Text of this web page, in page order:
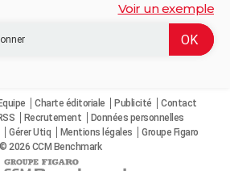
Voir un exemple
Equipe Charte éditoriale Publicité
Contact
Recrutement
Données personnelles
Gérer Utiq Mentions légales
Groupe Figaro
© 2026 CCM Benchmark